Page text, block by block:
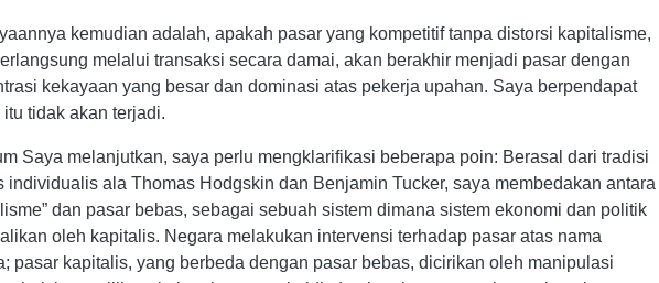
kemudian adalah, apakah pasar yang kompetitif tanpa distorsi kapitalisme,
melalui transaksi secara damai, akan berakhir menjadi pasar dengan
kekayaan yang besar dan dominasi atas pekerja upahan. Saya berpendapat
itu tidak akan terjadi.
Saya melanjutkan, saya perlu mengklarifikasi beberapa poin: Berasal dari tradisi
individualis ala Thomas Hodgskin dan Benjamin Tucker, saya membedakan antara
dan pasar bebas, sebagai sebuah sistem dimana sistem ekonomi dan politik
oleh kapitalis. Negara melakukan intervensi terhadap pasar atas nama
pasar kapitalis, yang berbeda dengan pasar bebas, dicirikan oleh manipulasi